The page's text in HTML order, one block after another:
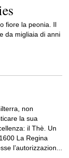
fiore la peonia. Il
da migliaia di anni
non
la sua
il Thè. Un
La Regina
l’autorizzazion...